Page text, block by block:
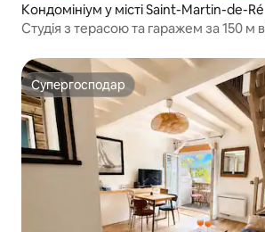
Кондомініум у місті Saint-Martin-de-Ré
Студія з терасою та гаражем за 150 м
Супергосподар
Супергосподар